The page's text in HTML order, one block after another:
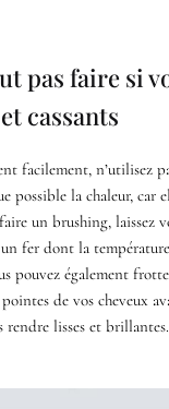
pas faire si
cassants
facilement, n’utilisez
possible la chaleur, car
un brushing, laissez
fer dont la température
pouvez également
de vos cheveux
rendre lisses et brillantes.